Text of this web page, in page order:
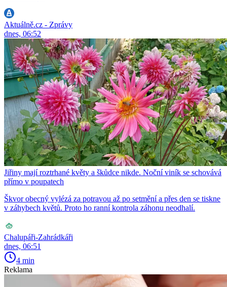
Aktuálně.cz - Zprávy
dnes, 06:52
Jiřiny mají roztrhané květy a škůdce nikde. Noční viník se schovává
přímo v poupatech
Škvor obecný vylézá za potravou až po setmění a přes den se tiskne
v záhybech květů. Proto ho ranní kontrola záhonu neodhalí.
Chalupáři-Zahrádkáři
dnes, 06:51
4 min
Reklama